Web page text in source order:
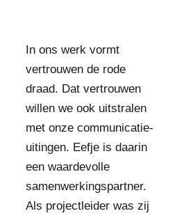
A
r
i
d
D
e
r
k
s
In ons werk vormt
vertrouwen de rode
draad. Dat vertrouwen
willen we ook uitstralen
met onze communicatie-
uitingen. Eefje is daarin
een waardevolle
samenwerkingspartner.
Als projectleider was zij